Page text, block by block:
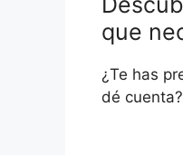
que
¿Te has
dé